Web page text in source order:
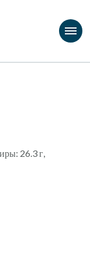
26.3 г,